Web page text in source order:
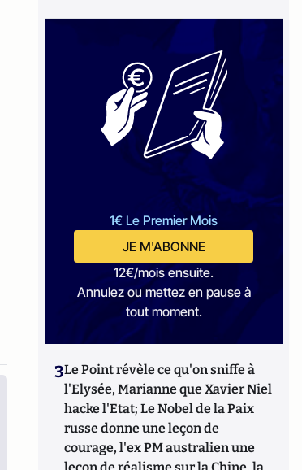
1€ Le Premier Mois
JE M'ABONNE
12€/mois ensuite.
Annulez ou mettez en pause à
tout moment.
3Le Point révèle ce qu'on sniffe à
l'Elysée, Marianne que Xavier Niel
hacke l'Etat; Le Nobel de la Paix
russe donne une leçon de
courage, l'ex PM australien une